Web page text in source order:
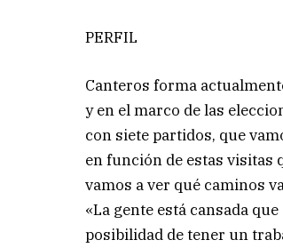
PERFIL
Canteros forma
y en el marco de las
con siete partidos, que
en función de estas visitas
vamos a ver qué caminos
«La gente está cansada
posibilidad de tener un